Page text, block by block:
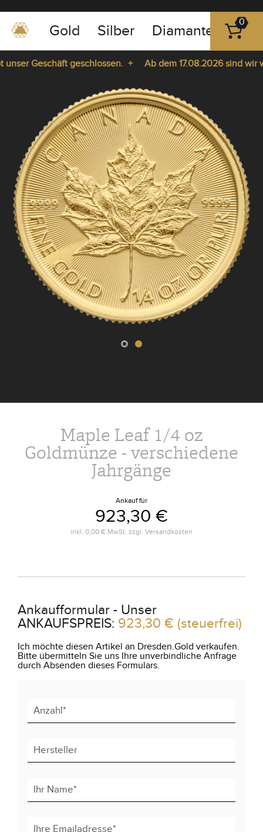
0351
-
43
Gold Silber Diamanten
0
Geschäft geschlossen. +
Ab dem 17.08.2026 sind wir
Maple Leaf 1/4 oz
Goldmünze - verschiedene
Jahrgänge
Ankauf für
923,30 €
inkl. 0,00 € MwSt. zzgl. Versandkosten
Ankaufformular - Unser
ANKAUFSPREIS: 923,30 € (steuerfrei)
Ich möchte diesen Artikel an Dresden.Gold verkaufen.
Bitte übermitteln Sie uns Ihre unverbindliche Anfrage
durch Absenden dieses Formulars.